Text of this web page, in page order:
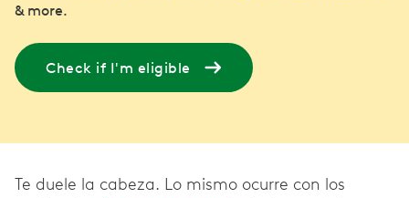
& more.
Check if I'm eligible
Te duele la cabeza. Lo mismo ocurre con los